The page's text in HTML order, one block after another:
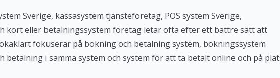
Sverige, kassasystem tjänsteföretag, POS system Sverige,
kort eller betalningssystem företag letar ofta efter ett bättre sätt att
fokuserar på bokning och betalning system, bokningssystem
betalning i samma system och system för att ta betalt online och på